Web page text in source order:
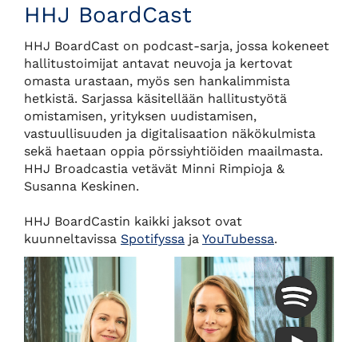
HHJ BoardCast
HHJ BoardCast on podcast-sarja, jossa kokeneet
hallitustoimijat antavat neuvoja ja kertovat
omasta urastaan, myös sen hankalimmista
hetkistä. Sarjassa käsitellään hallitustyötä
omistamisen, yrityksen uudistamisen,
vastuullisuuden ja digitalisaation näkökulmista
sekä haetaan oppia pörssiyhtiöiden maailmasta.
HHJ Broadcastia vetävät Minni Rimpioja &
Susanna Keskinen.
HHJ BoardCastin kaikki jaksot ovat
kuunneltavissa Spotifyssa ja YouTubessa.